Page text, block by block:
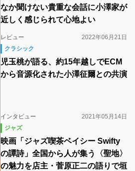
なか聞けない貴重な会話に小澤家が
近しく感じられて心地よい
レビュー
2022年06月21日
クラシック
児玉桃が語る、約15年越しでECM
から音源化された小澤征爾との共演
インタビュー
2021年05月14日
ジャズ
映画「ジャズ喫茶ベイシー Swifty
の譚詩」全国から人が集う〈聖地〉
の魅力を店主・菅原正二の語りで垣